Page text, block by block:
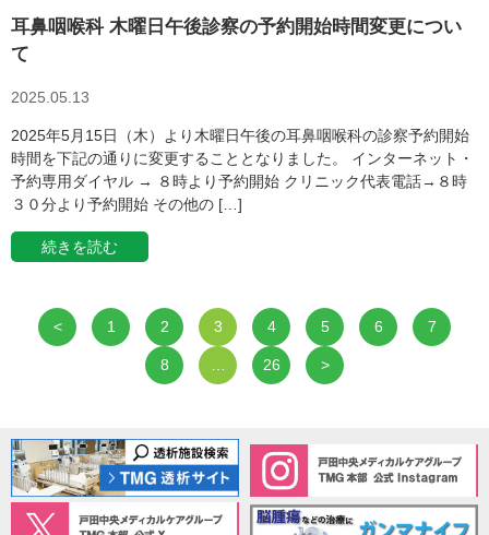
耳鼻咽喉科 木曜日午後診察の予約開始時間変更につい
て
2025.05.13
2025年5月15日（木）より木曜日午後の耳鼻咽喉科の診察予約開始
時間を下記の通りに変更することとなりました。 インターネット・
予約専用ダイヤル → ８時より予約開始 クリニック代表電話→８時
３０分より予約開始 その他の […]
続きを読む
< 1 2 3 4 5 6 7
8 … 26 >